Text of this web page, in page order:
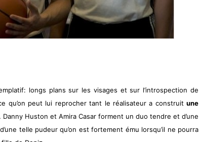
longs plans sur les visages et sur l’introspection de
qu’on peut lui reprocher tant le réalisateur a construit une
. Danny Huston et Amira Casar forment un duo tendre et d’une
telle pudeur qu’on est fortement ému lorsqu’il ne pourra